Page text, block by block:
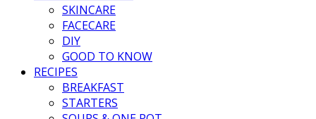
SKINCARE
FACECARE
DIY
GOOD TO KNOW
RECIPES
BREAKFAST
STARTERS